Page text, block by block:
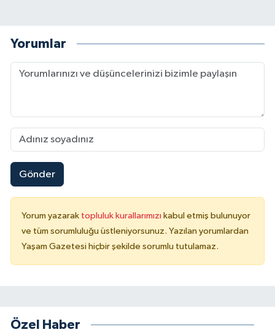
Yorumlar
Gönder
Yorum yazarak topluluk kurallarımızı kabul etmiş bulunuyor
ve tüm sorumluluğu üstleniyorsunuz. Yazılan yorumlardan
Yaşam Gazetesi hiçbir şekilde sorumlu tutulamaz.
Özel Haber